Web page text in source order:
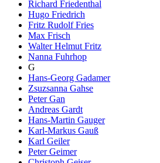
Richard Friedenthal
Hugo Friedrich
Fritz Rudolf Fries
Max Frisch
Walter Helmut Fritz
Nanna Fuhrhop
G
Hans-Georg Gadamer
Zsuzsanna Gahse
Peter Gan
Andreas Gardt
Hans-Martin Gauger
Karl-Markus Gauß
Karl Geiler
Peter Geimer